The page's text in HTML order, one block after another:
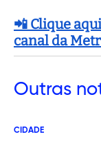
📲 Clique
canal da
Outras
CIDADE